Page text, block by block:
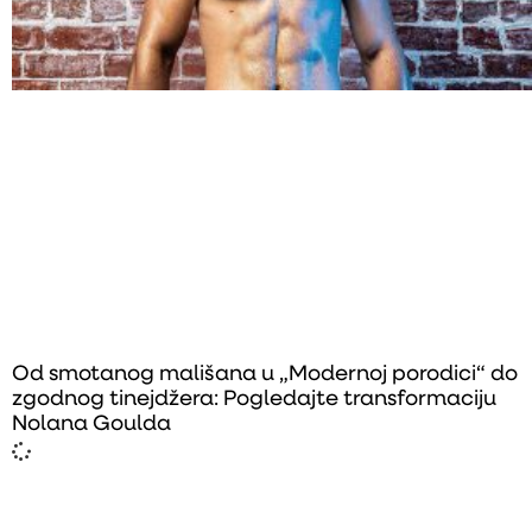
Od smotanog mališana u „Modernoj porodici“ do
zgodnog tinejdžera: Pogledajte transformaciju
Nolana Goulda